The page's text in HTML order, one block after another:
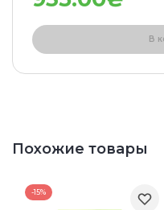
В
Похожие товары
-15%